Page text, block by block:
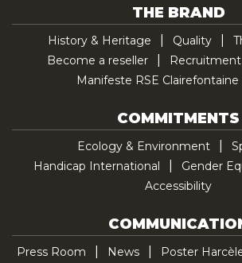
THE BRAND
History & Heritage Quality
Become a reseller
Recruitment
Manifeste RSE Clairefontaine
COMMITMENTS
Ecology & Environment
Handicap International
Gender
Accessibility
Press Room News
Poster